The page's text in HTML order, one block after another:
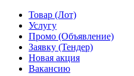
Товар (Лот)
Услугу
Промо (Объявление)
Заявку (Тендер)
Новая акция
Вакансию